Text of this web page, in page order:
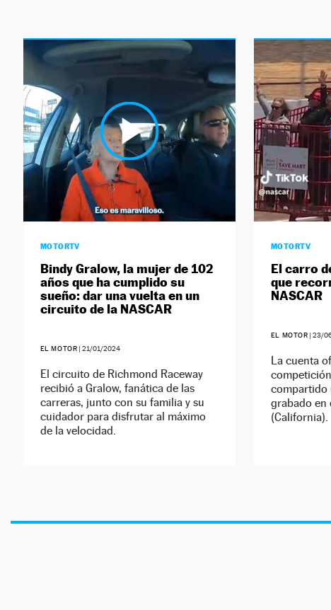
MOTORTV
Bindy Gralow, la mujer de 102
años que ha cumplido su
sueño: dar una vuelta en un
circuito de la NASCAR
EL MOTOR |21/01/2024
El circuito de Richmond Raceway
recibió a Gralow, fanática de las
carreras, junto con su familia y su
cuidador para disfrutar al máximo
de la velocidad.
MOTORTV
El carro
que
NASCAR
EL MOTOR |23/
La cuenta
compartido
grabado en
(California).